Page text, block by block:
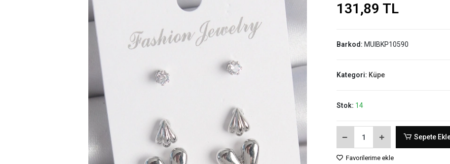
131,89 TL
Barkod: MUIBKP10590
Kategori: Küpe
Stok: 14
Sepete
Favorilerime ekle